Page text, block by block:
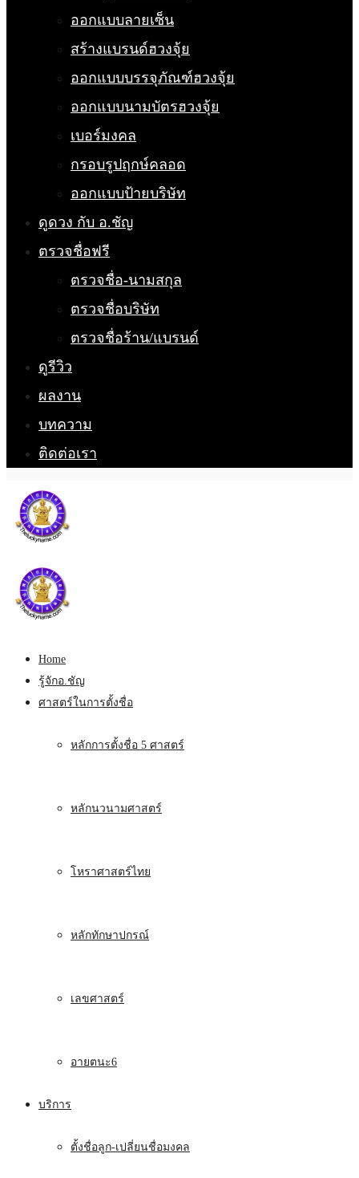
ออกแบบลายเซ็น
สร้างแบรนด์ฮวงจุ้ย
ออกแบบบรรจุภัณฑ์ฮวงจุ้ย
ออกแบบนามบัตรฮวงจุ้ย
เบอร์มงคล
กรอบรูปฤกษ์คลอด
ออกแบบป้ายบริษัท
ดูดวง กับ อ.ชัญ
ตรวจชื่อฟรี
ตรวจชื่อ-นามสกุล
ตรวจชื่อบริษัท
ตรวจชื่อร้าน/แบรนด์
ดูรีวิว
ผลงาน
บทความ
ติดต่อเรา
Home
รู้จักอ.ชัญ
ศาสตร์ในการตั้งชื่อ
หลักการตั้งชื่อ 5 ศาสตร์
หลักนวนามศาสตร์
โหราศาสตร์ไทย
หลักทักษาปกรณ์
เลขศาสตร์
อายตนะ6
บริการ
ตั้งชื่อลูก-เปลี่ยนชื่อมงคล